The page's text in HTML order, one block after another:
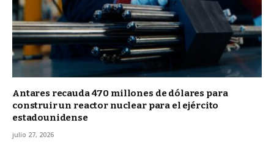
Antares recauda 470 millones de dólares para
construir un reactor nuclear para el ejército
estadounidense
julio 27, 2026